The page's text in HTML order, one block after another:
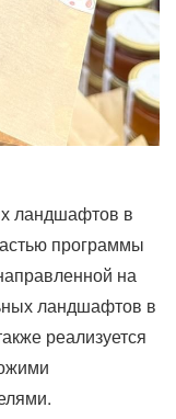
ландшафтов в
программы
на
ландшафтов в
реализуется